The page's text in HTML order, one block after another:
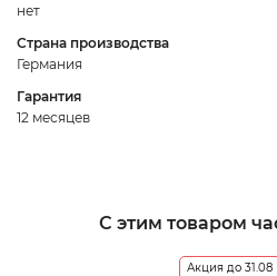
нет
Страна производства
Германия
Гарантия
12 месяцев
С этим товаром
Акция до 31.08